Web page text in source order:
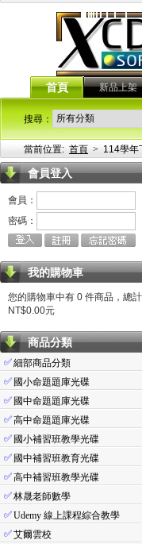
首頁 新品上架
搜尋：
當前位置: 首頁 > 114學年
會員登入
會員：
密碼：
我的購物車
您的購物車中有 0 件商品，總
NT$0.00元
商品分類
✅細部商品分類
✅ 國小命題題庫光碟
✅ 國中命題題庫光碟
✅高中命題題庫光碟
✅ 國小補習班教學光碟
✅ 國中補習班教育光碟
✅高中補習班教學光碟
✅林晟老師數學
✅Udemy 線上課程綜合教學
✅艾爾雲校